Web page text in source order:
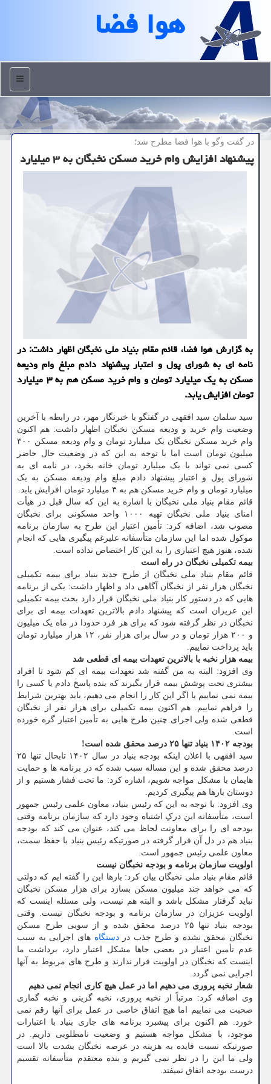
هوا فضا
منو
در گفت وگو با هوا فضا مطرح شد؛
پیشنهاد افزایش وام خرید مسکن نخبگان به ۳ میلیارد
به گزارش هوا فضا، قائم مقام بنیاد ملی نخبگان اظهار داشت: در
نامه ای به شورای پول و اعتبار پیشنهاد دادم مبلغ وام ودیعه
مسکن به یک میلیارد تومان و وام خرید مسکن هم به ۳ میلیارد
تومان افزایش یابد.
سید سلمان سید افقهی در گفتگو با خبرنگار مهر، در رابطه با آخرین
وضعیت وام خرید و ودیعه مسکن نخبگان اظهار داشت: هم اکنون
وام خرید مسکن نخبگان یک میلیارد تومان و وام ودیعه مسکن ۳۰۰
میلیون تومان است اما با توجه به این که در وضعیت حال حاضر
کسی نمی تواند با یک میلیارد تومان خانه بخرد، در نامه ای به
شورای پول و اعتبار پیشنهاد دادم مبلغ وام ودیعه مسکن به یک
میلیارد تومان و وام خرید مسکن هم به ۳ میلیارد تومان افزایش یابد.
قائم مقام بنیاد ملی نخبگان با اشاره به این که سال قبل در هیأت
امنای بنیاد ملی نخبگان تهیه ۱۰۰۰ واحد مسکونی برای نخبگان
مصوب شد، اضافه کرد: تأمین اعتبار این طرح به سازمان برنامه
موکول شده اما این سازمان متأسفانه علیرغم پیگیری هایی که انجام
شده، هنوز هیچ اعتباری را به این کار اختصاص نداده است.
بیمه تکمیلی نخبگان در راه است
قائم مقام بنیاد ملی نخبگان از طرح جدید بنیاد برای بیمه تکمیلی
نخبگان هزار نفر از نخبگان آگاهی داد و اظهار داشت: یکی از برنامه
هایی که در دستور کار بنیاد ملی نخبگان قرار دارد بحث بیمه تکمیلی
این عزیزان است که پیشنهاد دادم بالاترین تعهدات بیمه ای برای
نخبگان در نظر گرفته شود که برای هر فرد حدودا در ماه یک میلیون
و ۲۰۰ هزار تومان و در سال برای هزار نفر، ۱۲ هزار میلیارد تومان
باید پرداخت نماییم.
بیمه هزار نخبه با بالاترین تعهدات بیمه ای قطعی شد
وی افزود: البته به من گفته شد تعهدات بیمه ای کم شود تا افراد
بیشتری تحت پوشش بیمه قرار بگیرند که بنده پاسخ دادم یا کسی را
بیمه نمی نماییم یا اگر این کار را انجام می دهیم، باید بهترین شرایط
را فراهم نماییم. هم اکنون بیمه تکمیلی برای هزار نفر از نخبگان
قطعی شده ولی اجرای چنین طرح هایی به تأمین اعتبار گره خورده
است.
بودجه ۱۴۰۲ بنیاد تنها ۲۵ درصد محقق شده است!
سید افقهی با اعلان اینکه بودجه بنیاد در سال ۱۴۰۲ تابحال تنها ۲۵
درصد محقق شده و این مساله سبب شده که در برنامه ها و حمایت
هایمان با مشکل مواجه شویم، اشاره کرد: ما تحت فشار هستیم و از
دوستان بارها هم پیگیری کردیم.
وی افزود: با توجه به این که رئیس بنیاد، معاون علمی رئیس جمهور
است، متأسفانه این درکِ اشتباه وجود دارد که سازمان برنامه وقتی
بودجه ای را برای معاونت لحاظ می کند، عنوان می کند که بودجه
بنیاد هم در دل آن قرار گرفته در صورتیکه رئیس بنیاد با حفظ سمت،
معاون علمی رئیس جمهور است.
اولویت سازمان برنامه و بودجه نخبگان نیست
قائم مقام بنیاد ملی نخبگان بیان کرد: بارها این را گفته ایم که دولتی
که می خواهد چند میلیون مسکن بسازد برای هزار مسکن نخبگان
نباید گرفتار مشکل باشد و البته هم نیست، ولی مسئله اینست که
اولویت عزیزان در سازمان برنامه و بودجه نخبگان نیست. وقتی
بودجه بنیاد تنها ۲۵ درصد محقق شده و از سویی طرح مسکن
نخبگان محقق نشده و طرح جذب دردستگاه های اجرایی به سبب
عدم تأمین اعتبار در بعضی جاها مشکل اعتبار دارد، برداشت ما
اینست که نخبگان در اولویت قرار ندارند و طرح های مربوط به آنها
اجرایی نمی گردد.
شعار نخبه پروری می دهیم اما در عمل هیچ کاری انجام نمی دهیم
وی اضافه کرد: مرتباً از نخبه پروری، نخبه گزینی و نخبه گماری
صحبت می نماییم اما هیچ اتفاق خاصی در عمل برای آنها رقم نمی
خورد. هم اکنون برای پیشبرد برنامه های جاری بنیاد با اعتبارات
موجود، با مشکل مواجه هستیم و وضعیت نامطلوبی داریم. در
صورتیکه نسبت فایده به هزینه در عرصه نخبگان بشدت بالا است
ولی ما این را در نظر نمی گیریم و بنده معتقدم متأسفانه تقسیم
درست بودجه اتفاق نمیفتد.